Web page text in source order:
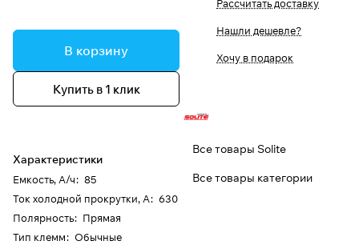
В корзину
Купить в 1 клик
Характеристики
Емкость, А/ч: 85
Ток холодной прокрутки, А: 630
Полярность: Прямая
Тип клемм: Обычные
Рассчитать доставку
Нашли дешевле?
Хочу в подарок
Все товары Solite
Все товары категории